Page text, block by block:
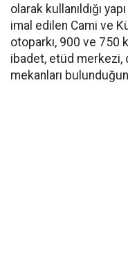
olarak kullanıldığı
imal edilen Cami ve
otoparkı, 900 ve 750
ibadet, etüd merkezi,
mekanları